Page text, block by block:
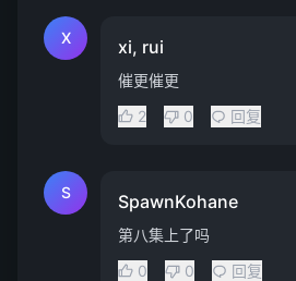
X xi, rui
催更催更
2
0 回复
S SpawnKohane
第八集上了吗
0
0 回复